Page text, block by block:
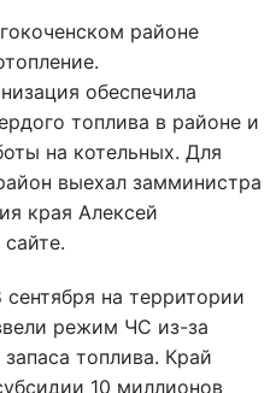
районе
обеспечила
топлива в районе и
на котельных. Для
выехал замминистра
края Алексей
сентября на территории
режим ЧС из-за
топлива. Край
10 миллионов